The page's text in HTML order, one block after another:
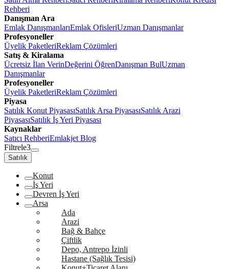
Rehberi
Danışman Ara
Emlak DanışmanlarıEmlak OfisleriUzman Danışmanlar
Profesyoneller
Üyelik PaketleriReklam Çözümleri
Satış & Kiralama
Ücretsiz İlan VerinDeğerini ÖğrenDanışman BulUzman
Danışmanlar
Profesyoneller
Üyelik PaketleriReklam Çözümleri
Piyasa
Satılık Konut PiyasasıSatılık Arsa PiyasasıSatılık Arazi
PiyasasıSatılık İş Yeri Piyasası
Kaynaklar
Satıcı RehberiEmlakjet Blog
Filtrele3
Satılık
Konut
İş Yeri
Devren İş Yeri
Arsa
Ada
Arazi
Bağ & Bahçe
Çiftlik
Depo, Antrepo İzinli
Hastane (Sağlık Tesisi)